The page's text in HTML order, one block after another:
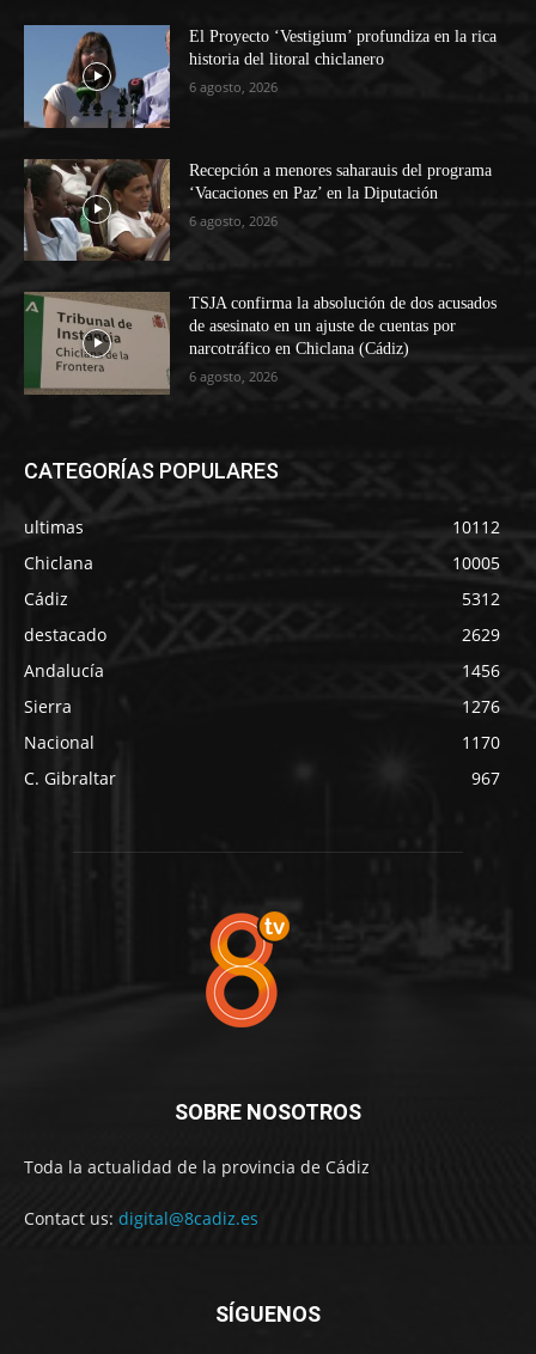
El Proyecto ‘Vestigium’ profundiza en la rica
historia del litoral chiclanero
6 agosto, 2026
Recepción a menores saharauis del programa
‘Vacaciones en Paz’ en la Diputación
6 agosto, 2026
TSJA confirma la absolución de dos acusados
de asesinato en un ajuste de cuentas por
narcotráfico en Chiclana (Cádiz)
6 agosto, 2026
CATEGORÍAS POPULARES
ultimas
10112
Chiclana
10005
Cádiz
5312
destacado
2629
Andalucía
1456
Sierra
1276
Nacional
1170
C. Gibraltar
967
SOBRE NOSOTROS
Toda la actualidad de la provincia de Cádiz
Contact us: digital@8cadiz.es
SÍGUENOS